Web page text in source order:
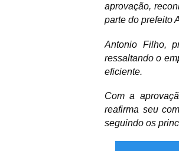
aprovação,
parte do prefeito
Antonio Filho,
ressaltando o
eficiente.
Com a
reafirma seu
seguindo os